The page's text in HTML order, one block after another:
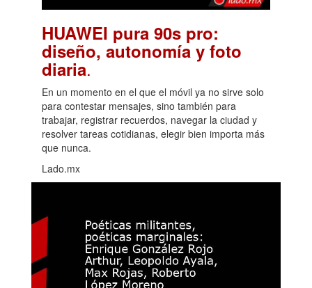
HUAWEI pura 90s pro:
diseño, autonomía y foto
diaria.
En un momento en el que el móvil ya no sirve solo
para contestar mensajes, sino también para
trabajar, registrar recuerdos, navegar la ciudad y
resolver tareas cotidianas, elegir bien importa más
que nunca.
Lado.mx